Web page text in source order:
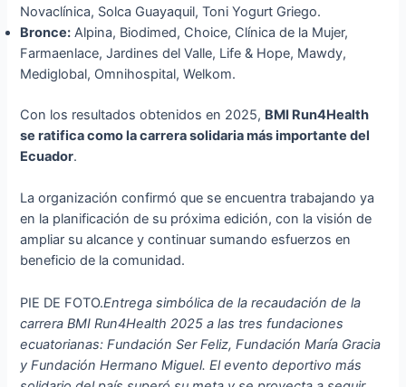
Novaclínica, Solca Guayaquil, Toni Yogurt Griego.
Bronce: Alpina, Biodimed, Choice, Clínica de la Mujer,
Farmaenlace, Jardines del Valle, Life & Hope, Mawdy,
Mediglobal, Omnihospital, Welkom.
Con los resultados obtenidos en 2025, BMI Run4Health
se ratifica como la carrera solidaria más importante del
Ecuador.
La organización confirmó que se encuentra trabajando ya
en la planificación de su próxima edición, con la visión de
ampliar su alcance y continuar sumando esfuerzos en
beneficio de la comunidad.
PIE DE FOTO.Entrega simbólica de la recaudación de la
carrera BMI Run4Health 2025 a las tres fundaciones
ecuatorianas: Fundación Ser Feliz, Fundación María Gracia
y Fundación Hermano Miguel. El evento deportivo más